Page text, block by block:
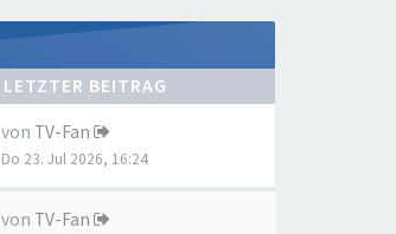
LETZTER BEITRAG
von TV-Fan
Do 23. Jul 2026, 16:24
von TV-Fan